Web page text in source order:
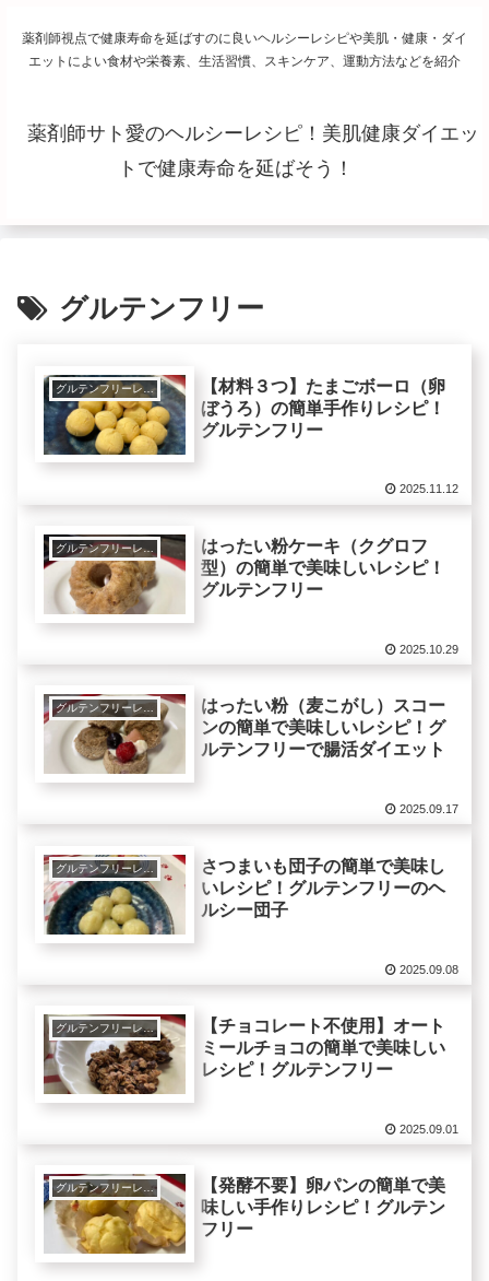
薬剤師視点で健康寿命を延ばすのに良いヘルシーレシピや美肌・健康・ダイ
エットによい食材や栄養素、生活習慣、スキンケア、運動方法などを紹介
薬剤師サト愛のヘルシーレシピ！美肌健康ダイエッ
トで健康寿命を延ばそう！
グルテンフリー
グルテンフリーレシピで美肌健康ダイエット！
【材料３つ】たまごボーロ（卵
ぼうろ）の簡単手作りレシピ！
グルテンフリー
2025.11.12
グルテンフリーレシピで美肌健康ダイエット！
はったい粉ケーキ（クグロフ
型）の簡単で美味しいレシピ！
グルテンフリー
2025.10.29
グルテンフリーレシピで美肌健康ダイエット！
はったい粉（麦こがし）スコー
ンの簡単で美味しいレシピ！グ
ルテンフリーで腸活ダイエット
2025.09.17
グルテンフリーレシピで美肌健康ダイエット！
さつまいも団子の簡単で美味し
いレシピ！グルテンフリーのヘ
ルシー団子
2025.09.08
グルテンフリーレシピで美肌健康ダイエット！
【チョコレート不使用】オート
ミールチョコの簡単で美味しい
レシピ！グルテンフリー
2025.09.01
グルテンフリーレシピで美肌健康ダイエット！
【発酵不要】卵パンの簡単で美
味しい手作りレシピ！グルテン
フリー